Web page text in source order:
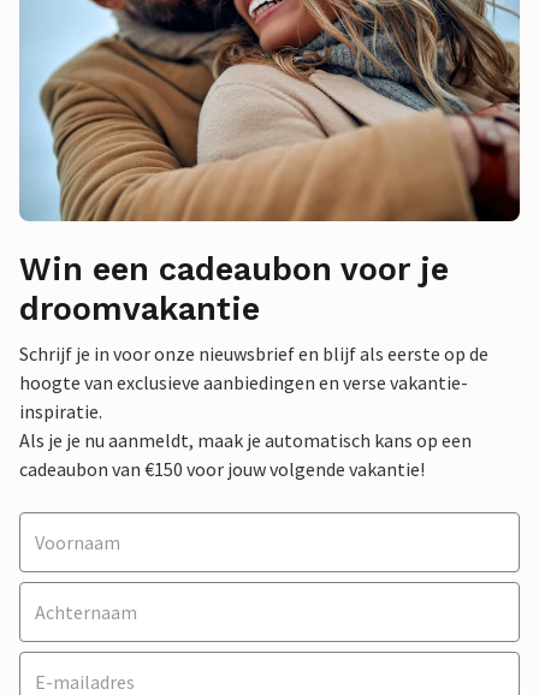
Win een cadeaubon voor je
droomvakantie
Schrijf je in voor onze nieuwsbrief en blijf als eerste op de
hoogte van exclusieve aanbiedingen en verse vakantie-
inspiratie.
Als je je nu aanmeldt, maak je automatisch kans op een
cadeaubon van €150 voor jouw volgende vakantie!